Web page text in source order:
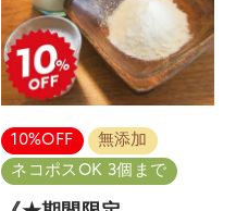
10%OFF
無添加
ネコポスOK 3個まで